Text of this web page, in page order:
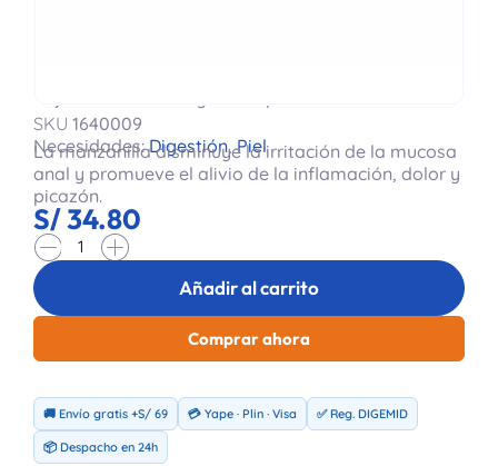
SKU 1640009
Necesidades:Digestión, Piel
La manzanilla disminuye la irritación de la mucosa
anal y promueve el alivio de la inflamación, dolor y
picazón.
S/34.80
Añadir al carrito
Comprar ahora
🚚 Envío gratis +S/ 69 💳 Yape · Plin · Visa ✅ Reg. DIGEMID
📦 Despacho en 24h